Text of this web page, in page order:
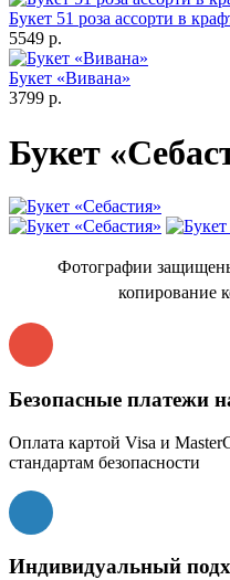
Букет 51 роза ассорти в
5549 р.
Букет «Вивана»
3799 р.
Букет
Фотографии
копирование
Безопасные платежи
Оплата картой Visa и
стандартам безопасности
Индивидуальный